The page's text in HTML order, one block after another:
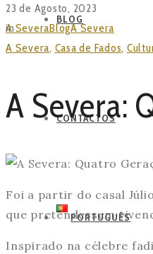
BLOG
CONTACTOS
PORTUGUÊS
A SeveraBlogA Severa
23 de Agosto, 2023
in
A Severa, Casa de Fados,
A Severa:
Foi a partir do casal
que pretendessem
Inspirado na célebre